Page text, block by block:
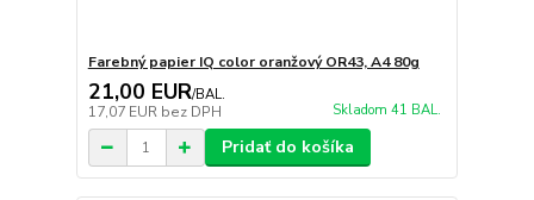
Farebný papier IQ color oranžový OR43, A4 80g
21,00 EUR/BAL.
17,07 EUR bez DPH Skladom 41 BAL.
Pridať do košíka